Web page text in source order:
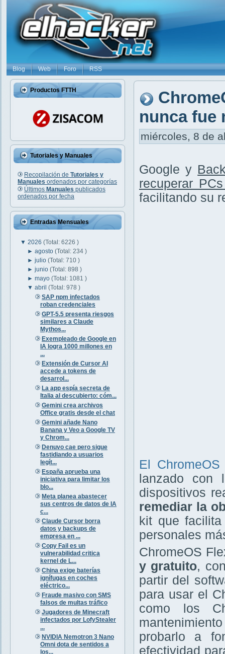
Blog Web Foro RSS
Productos FTTH
Tutoriales y Manuales
Recopilación de Tutoriales y
Manuales ordenados por categorías
Últimos Manuales publicados
ordenados por fecha
Entradas Mensuales
▼ 2026 (Total: 6226 )
►agosto(Total: 234 )
►julio(Total: 710 )
►junio(Total: 898 )
►mayo(Total: 1081 )
▼abril(Total: 978 )
SAP npm infectados
roban credenciales
GPT-5.5 presenta riesgos
similares a Claude
Mythos...
Exempleado de Google en
IA logra 1000 millones en
...
Extensión de Cursor AI
accede a tokens de
desarrol...
La app espía secreta de
Italia al descubierto: cóm...
Gemini crea archivos
Office gratis desde el chat
Gemini añade Nano
Banana y Veo a Google TV
y Chrom...
Denuvo cae pero sigue
fastidiando a usuarios
legít...
España aprueba una
iniciativa para limitar los
blo...
Meta planea abastecer
sus centros de datos de IA
c...
Claude Cursor borra
datos y backups de
empresa en ...
Copy Fail es un
vulnerabilidad critica
kernel de L...
China exige baterías
ignífugas en coches
eléctrico...
Fraude masivo con SMS
falsos de multas tráfico
Jugadores de Minecraft
infectados por LofyStealer
...
NVIDIA Nemotron 3 Nano
Omni dota de sentidos a
los...
nunca fue
miércoles, 8 de
Google y
recuperar
facilitando su
El
lanzado con
dispositivos
remediar la
kit que facilita
personales
ChromeOS
y gratuito,
partir del
para usar el
como los
probarlo a
efectividad